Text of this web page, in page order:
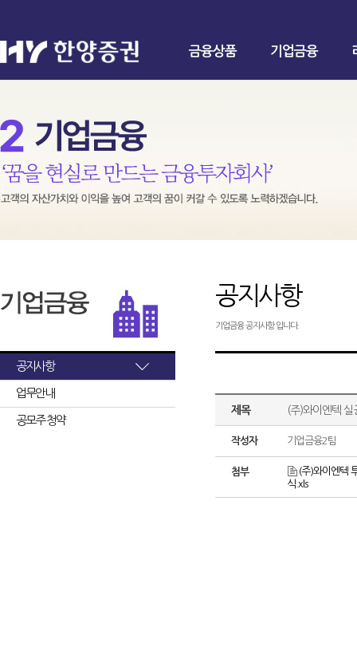
금융상품 기업금융
공지사항
업무안내
공모주 청약
공지사항
기업금융 공지사항 입니다.
제목 (주)와이엔텍 실
작성자 기업금융2팀
첨부
(주)와이엔텍
식.xls